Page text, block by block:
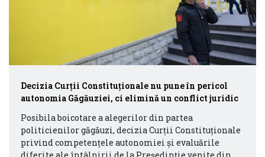
Decizia Curții Constituționale nu pune în pericol
autonomia Găgăuziei, ci elimină un conflict juridic
Posibila boicotare a alegerilor din partea
politicienilor găgăuzi, decizia Curții Constituționale
privind competențele autonomiei și evaluările